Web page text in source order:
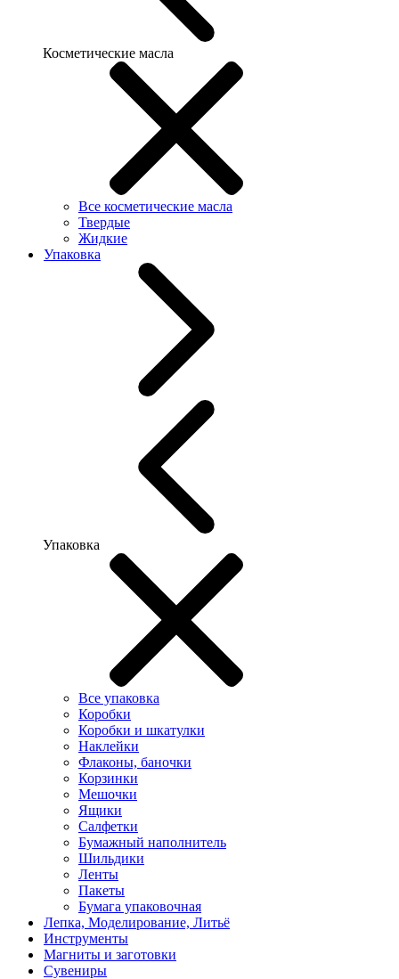
Косметические масла
Все косметические масла
Твердые
Жидкие
Упаковка
Упаковка
Все упаковка
Коробки
Коробки и шкатулки
Наклейки
Флаконы, баночки
Корзинки
Мешочки
Ящики
Салфетки
Бумажный наполнитель
Шильдики
Ленты
Пакеты
Бумага упаковочная
Лепка, Моделирование, Литьё
Инструменты
Магниты и заготовки
Сувениры